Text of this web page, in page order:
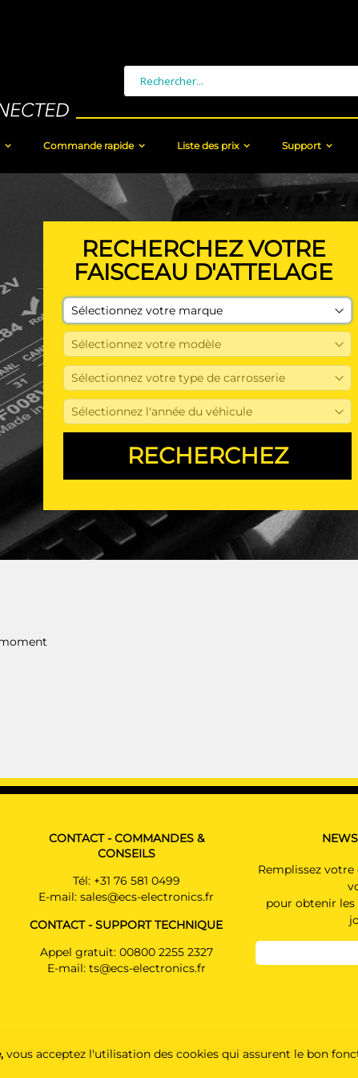
vous acceptez l'utilisation des cookies qui assurent le bon
Chercher
Commande rapide Liste des prix Support
RECHERCHEZ VOTRE
FAISCEAU D'ATTELAGE
CONTACT - COMMANDES &
CONSEILS
Tél: +31 76 581 0499
E-mail:sales@ecs-electronics.fr
CONTACT - SUPPORT TECHNIQUE
Appel gratuit: 00800 2255 2327
E-mail: ts@ecs-electronics.fr
Remplissez
pour obtenir les
de protection des données |Conditions générales - ©